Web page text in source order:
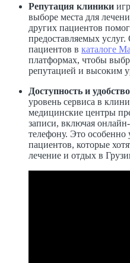
Репутация клиники
выборе места для
других пациентов
предоставляемых
пациентов в каталоге
платформах, чтобы
репутацией и высоким
Доступность и
уровень сервиса в
медицинские центры
записи, включая
телефону. Это
пациентов, которые
лечение и отдых в